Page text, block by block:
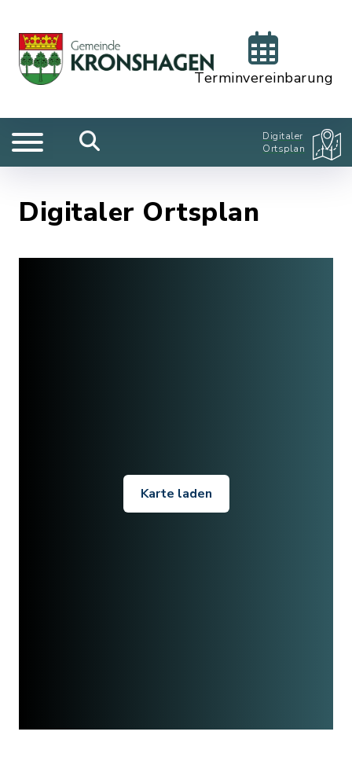
Terminvereinbarung
Digitaler
Ortsplan
Digitaler Ortsplan
Karte laden